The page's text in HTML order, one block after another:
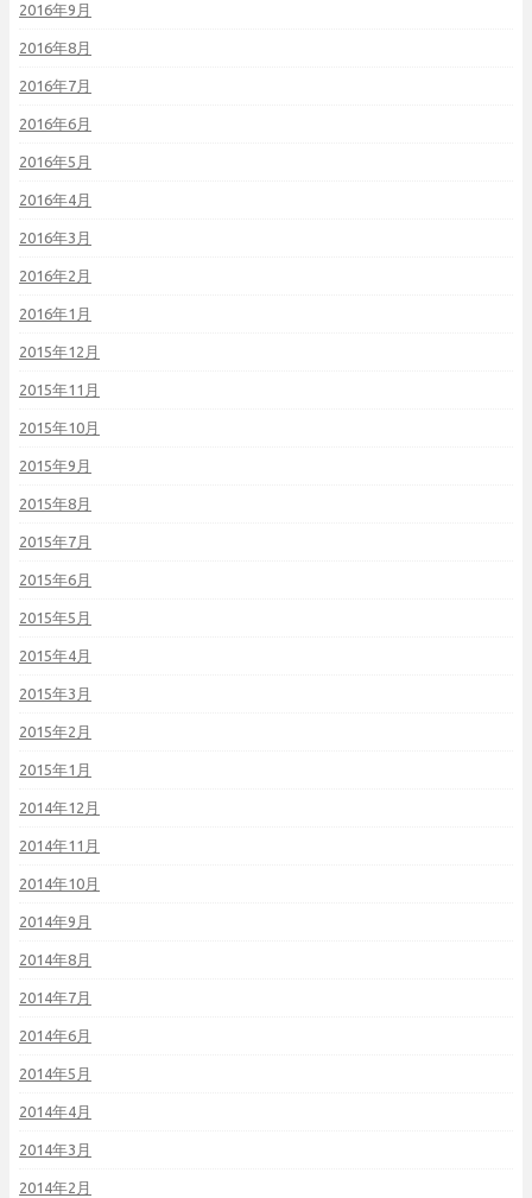
2016年9月
2016年8月
2016年7月
2016年6月
2016年5月
2016年4月
2016年3月
2016年2月
2016年1月
2015年12月
2015年11月
2015年10月
2015年9月
2015年8月
2015年7月
2015年6月
2015年5月
2015年4月
2015年3月
2015年2月
2015年1月
2014年12月
2014年11月
2014年10月
2014年9月
2014年8月
2014年7月
2014年6月
2014年5月
2014年4月
2014年3月
2014年2月